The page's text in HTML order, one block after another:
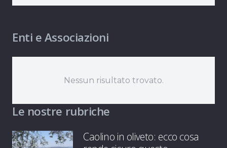
Enti e Associazioni
Nessun risultato trovato.
Le nostre rubriche
Caolino in oliveto: ecco cosa